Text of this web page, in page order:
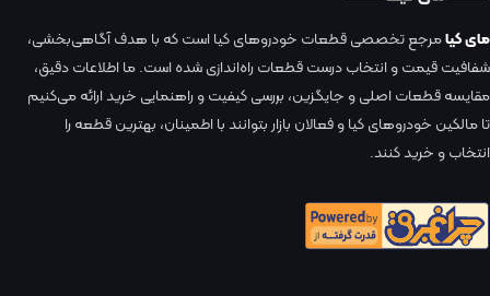
مای کیامرجع تخصصی قطعات خودروهای کیا است که با هدف آگاهی‌بخشی،
شفافیت قیمت و انتخاب درست قطعات راه‌اندازی شده است. ما اطلاعات دقیق،
مقایسه قطعات اصلی و جایگزین، بررسی کیفیت و راهنمایی خرید ارائه می‌کنیم
تا مالکین خودروهای کیا و فعالان بازار بتوانند با اطمینان، بهترین قطعه را
انتخاب و خرید کنند.